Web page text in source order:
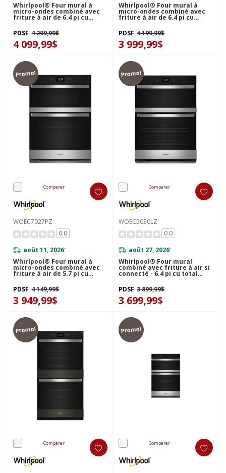
Whirlpool® Four mural à
micro-ondes combiné avec
friture à air de 6.4 pi cu
PDSF 4 299,99$
4 099,99$
Whirlpool® Four mural à
micro-ondes combiné avec
friture à air de 6.4 pi cu
PDSF 4 199,99$
3 999,99$
Promo!
Comparer
WOEC7027PZ
0.0
août 11, 2026*
Whirlpool® Four mural à
micro-ondes combiné avec
friture à air de 5.7 pi cu
PDSF 4 149,99$
3 949,99$
Promo!
Comparer
WOEC5030LZ
0.0
août 27, 2026*
Whirlpool® Four mural
combiné avec friture à air si
connecté - 6.4 pi cu total
PDSF 3 899,99$
3 699,99$
Promo!
Comparer
Promo!
Comparer